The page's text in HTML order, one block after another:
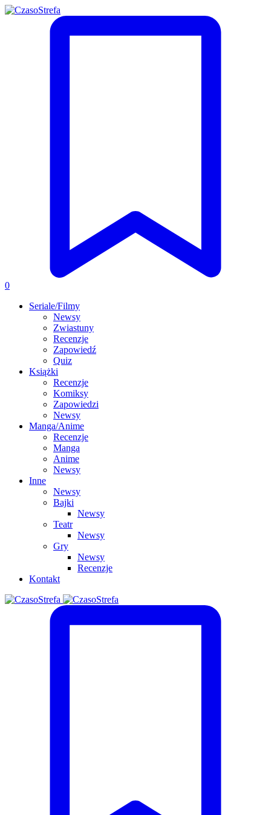
0
Seriale/Filmy
Newsy
Zwiastuny
Recenzje
Zapowiedź
Quiz
Książki
Recenzje
Komiksy
Zapowiedzi
Newsy
Manga/Anime
Recenzje
Manga
Anime
Newsy
Inne
Newsy
Bajki
Newsy
Teatr
Newsy
Gry
Newsy
Recenzje
Kontakt